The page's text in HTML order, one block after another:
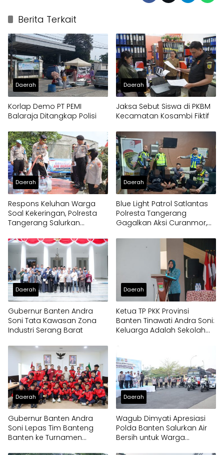
Berita Terkait
Daerah
Korlap Demo PT PEMI
Balaraja Ditangkap Polisi
Daerah
Jaksa Sebut Siswa di PKBM
Kecamatan Kosambi Fiktif
Daerah
Respons Keluhan Warga
Soal Kekeringan, Polresta
Tangerang Salurkan
Panongan
Daerah
Blue Light Patrol Satlantas
Polresta Tangerang
Gagalkan Aksi Curanmor,
Daerah
Gubernur Banten Andra
Soni Tata Kawasan Zona
Industri Serang Barat
Daerah
Ketua TP PKK Provinsi
Banten Tinawati Andra Soni:
Keluarga Adalah Sekolah
Daerah
Gubernur Banten Andra
Soni Lepas Tim Banteng
Banten ke Turnamen
Daerah
Wagub Dimyati Apresiasi
Polda Banten Salurkan Air
Bersih untuk Warga